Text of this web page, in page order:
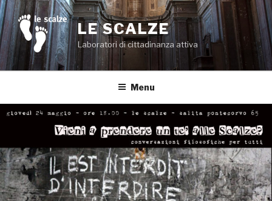
Salta
al
contenuto
LE SCALZE
Laboratori di cittadinanza attiva
Menu